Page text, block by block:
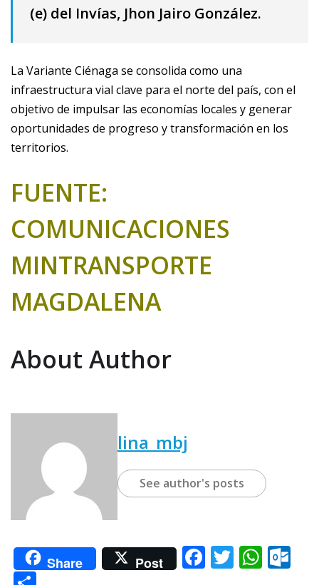
(e) del Invías, Jhon Jairo González.
La Variante Ciénaga se consolida como una
infraestructura vial clave para el norte del país, con el
objetivo de impulsar las economías locales y generar
oportunidades de progreso y transformación en los
territorios.
FUENTE:
COMUNICACIONES
MINTRANSPORTE
MAGDALENA
About Author
lina_mbj
See author's posts
Share Post F T W